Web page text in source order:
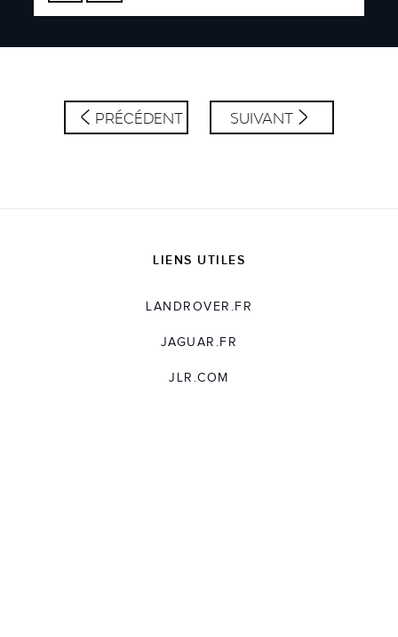
FACEBOOK
SHARE
PRÉCÉDENT SUIVANT
LIENS UTILES
LANDROVER.FR
JAGUAR.FR
JLR.COM